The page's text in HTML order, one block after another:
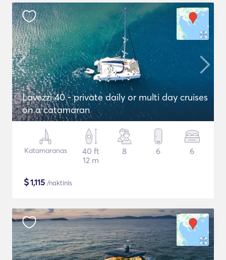
Lavezzi 40 - private daily or multi day cruises
on a catamaran
Katamaranas
40 ft
12 m
8 6 6
$1,115 /naktinis